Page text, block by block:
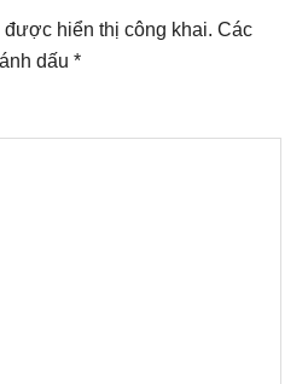
hiển thị công khai. Các
dấu*